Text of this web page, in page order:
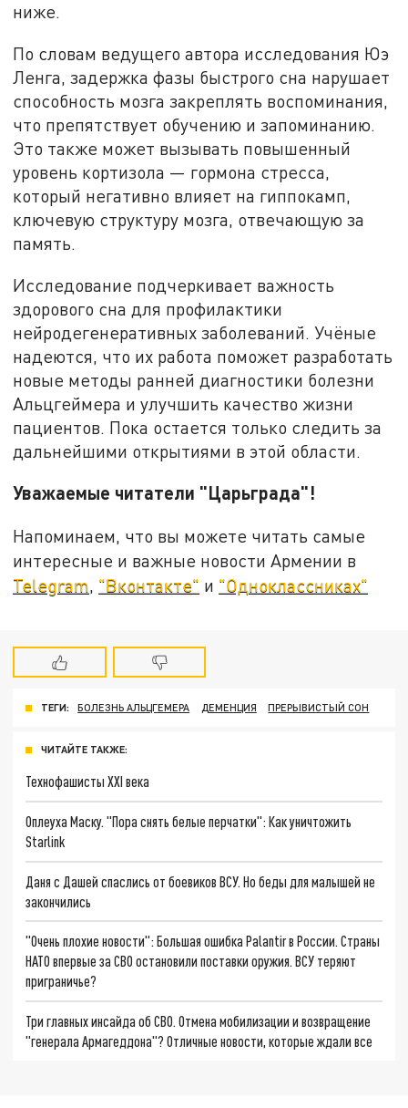
ниже.
По словам ведущего автора исследования Юэ
Ленга, задержка фазы быстрого сна нарушает
способность мозга закреплять воспоминания,
что препятствует обучению и запоминанию.
Это также может вызывать повышенный
уровень кортизола — гормона стресса,
который негативно влияет на гиппокамп,
ключевую структуру мозга, отвечающую за
память.
Исследование подчеркивает важность
здорового сна для профилактики
нейродегенеративных заболеваний. Учёные
надеются, что их работа поможет разработать
новые методы ранней диагностики болезни
Альцгеймера и улучшить качество жизни
пациентов. Пока остается только следить за
дальнейшими открытиями в этой области.
Уважаемые читатели "Царьграда"!
Напоминаем, что вы можете читать самые
интересные и важные новости Армении в
Telegram, "Вконтакте" и "Одноклассниках"
ТЕГИ: БОЛЕЗНЬ АЛЬЦГЕМЕРА ДЕМЕНЦИЯ ПРЕРЫВИСТЫЙ СОН
ЧИТАЙТЕ ТАКЖЕ:
Технофашисты XXI века
Оплеуха Маску. "Пора снять белые перчатки": Как уничтожить
Starlink
Даня с Дашей спаслись от боевиков ВСУ. Но беды для малышей не
закончились
"Очень плохие новости": Большая ошибка Palantir в России. Страны
НАТО впервые за СВО остановили поставки оружия. ВСУ теряют
приграничье?
Три главных инсайда об СВО. Отмена мобилизации и возвращение
"генерала Армагеддона"? Отличные новости, которые ждали все